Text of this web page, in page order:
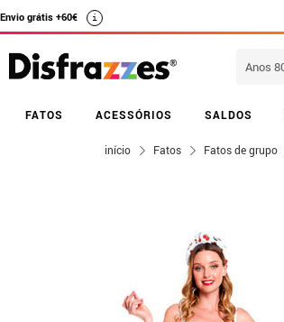
Envio grátis +60€ i
FATOS ACESSÓRIOS SALDOS
início Fatos Fatos de grupo